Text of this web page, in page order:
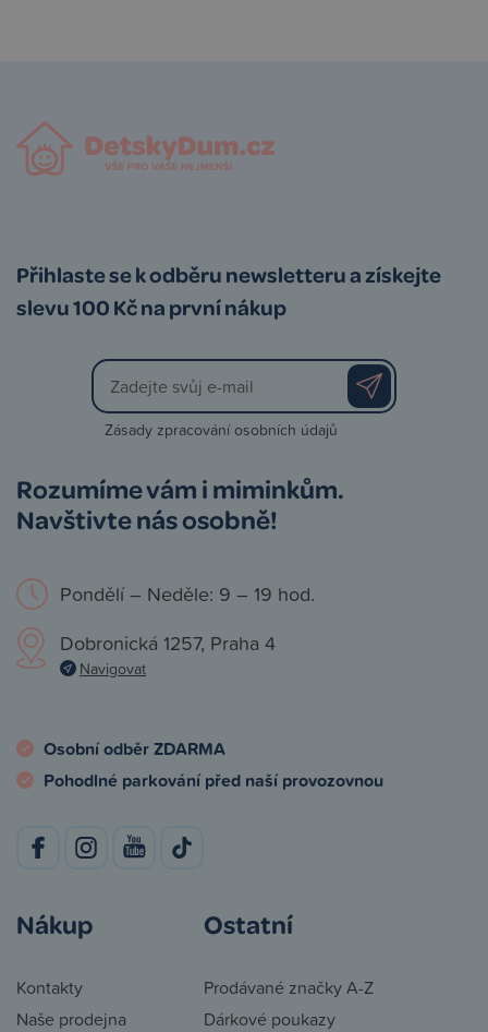
Přihlaste se k odběru newsletteru a získejte
slevu 100 Kč na první nákup
Zásady zpracování osobních údajů
Rozumíme vám i miminkům.
Navštivte nás osobně!
Pondělí – Neděle: 9 – 19 hod.
Dobronická 1257, Praha 4
Navigovat
Osobní odběr ZDARMA
Pohodlné parkování před naší provozovnou
Nákup
Kontakty
Naše prodejna
Ostatní
Prodávané značky A-Z
Dárkové poukazy